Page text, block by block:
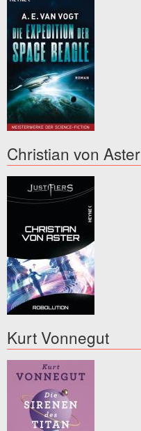
Christian von Aster
Kurt Vonnegut